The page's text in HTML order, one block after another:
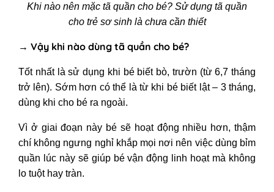
Khi nào nên mặc tã quần cho bé? Sử dụng tã quần
cho trẻ sơ sinh là chưa cần thiết
→ Vậy khi nào dùng tã quần cho bé?
Tốt nhất là sử dụng khi bé biết bò, trườn (từ 6,7 tháng
trở lên). Sớm hơn có thể là từ khi bé biết lật – 3 tháng,
dùng khi cho bé ra ngoài.
Vì ở giai đoạn này bé sẽ hoạt động nhiều hơn, thậm
chí không ngưng nghỉ khắp mọi nơi nên việc dùng bỉm
quần lúc này sẽ giúp bé vận động linh hoạt mà không
lo tuột hay tràn.